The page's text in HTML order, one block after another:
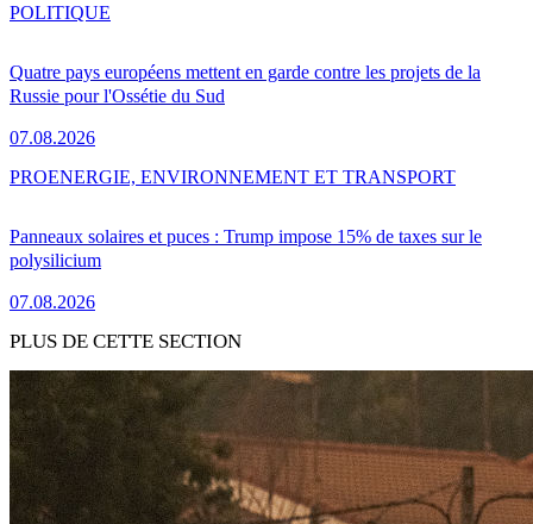
Quatre pays européens mettent en garde contre les projets de la
Russie pour l'Ossétie du Sud
07.08.2026
POLITIQUE
Panneaux solaires et puces : Trump impose 15% de taxes sur le
polysilicium
07.08.2026
PROENERGIE, ENVIRONNEMENT ET TRANSPORT
PLUS DE CETTE SECTION